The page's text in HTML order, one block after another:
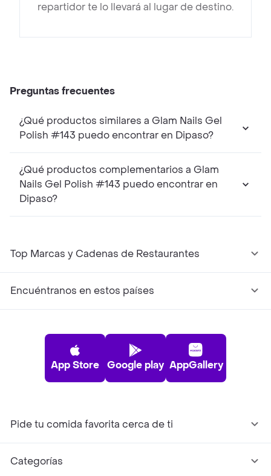
repartidor te lo llevará al lugar de destino.
Preguntas frecuentes
¿Qué productos similares a Glam Nails Gel
Polish #143 puedo encontrar en Dipaso?
¿Qué productos complementarios a Glam
Nails Gel Polish #143 puedo encontrar en
Dipaso?
Top Marcas y Cadenas de Restaurantes
Encuéntranos en estos países
App Store Google play AppGallery
Pide tu comida favorita cerca de ti
Categorías